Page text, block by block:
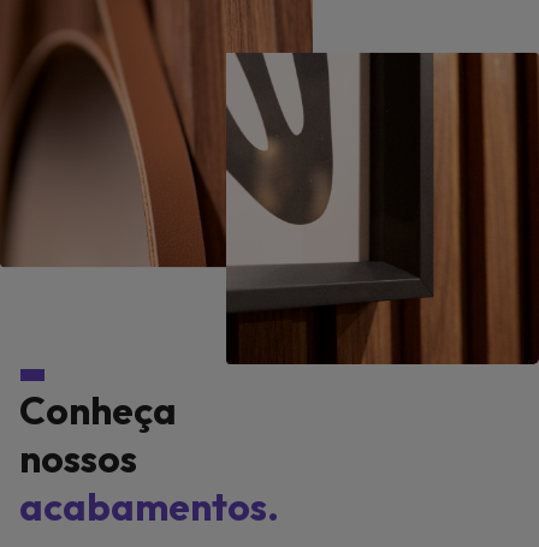
Conheça
nossos
acabamentos.